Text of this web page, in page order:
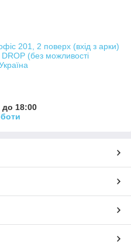
201, 2 поверх (вхід з арки)
(без можливості
до 18:00